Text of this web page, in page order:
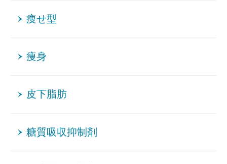
痩せ型
痩身
皮下脂肪
糖質吸収抑制剤